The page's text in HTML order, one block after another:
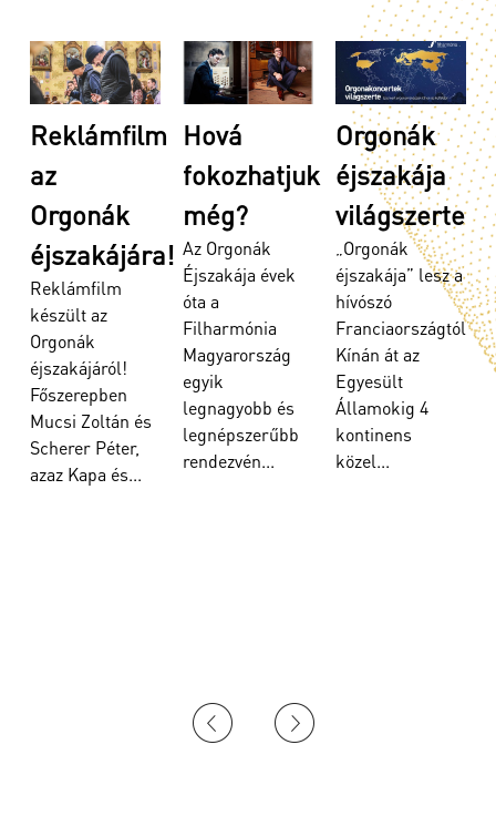
Reklámfilm
az
Orgonák
éjszakájára!
Reklámfilm
készült az
Orgonák
éjszakájáról!
Főszerepben
Mucsi Zoltán és
Scherer Péter,
azaz Kapa és...
Hová
fokozhatjuk
még?
Az Orgonák
Éjszakája évek
óta a
Filharmónia
Magyarország
egyik
legnagyobb és
legnépszerűbb
rendezvén...
Orgonák
éjszakája
világszerte
„Orgonák
éjszakája” lesz a
hívószó
Franciaországtól
Kínán át az
Egyesült
Államokig 4
kontinens
közel...